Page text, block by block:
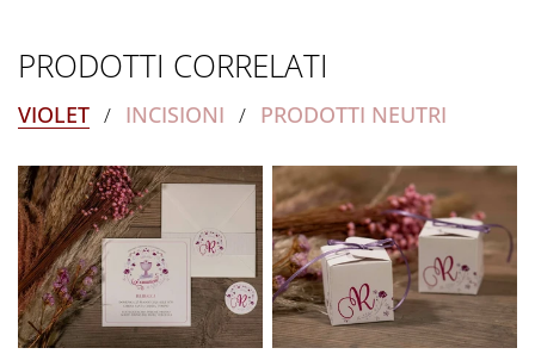
PRODOTTI CORRELATI
VIOLET / INCISIONI / PRODOTTI NEUTRI